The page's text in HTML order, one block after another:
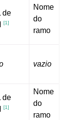
de
[1]
Nome
do
ramo
vazio
de
[1]
Nome
do
ramo